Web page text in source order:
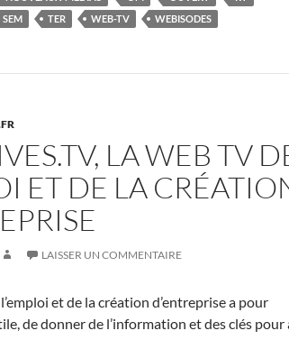
SEM TER WEB-TV WEBISODES
LA WEB TV
ET DE LA
LAISSER UN COMMENTAIRE
et de la création d’entreprise a pour
de donner de l’information et des clés pour